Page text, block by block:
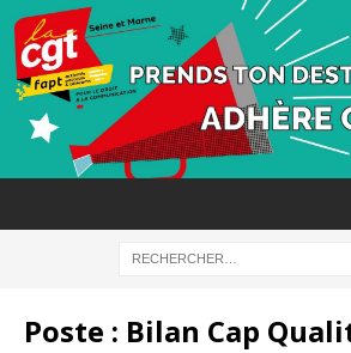
Poste : Bilan Cap